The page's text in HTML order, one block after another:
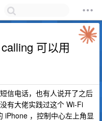
可以用
信电话，也有人说开了之后
有大佬实践过这个 Wi-Fi
iPhone ，控制中心左上角显